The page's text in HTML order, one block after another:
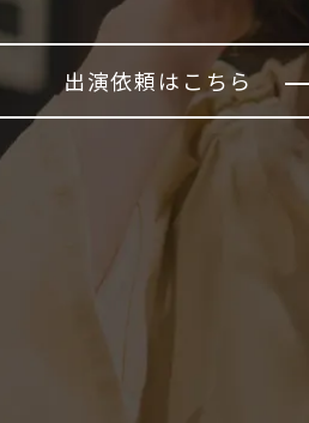
出演依頼はこちら